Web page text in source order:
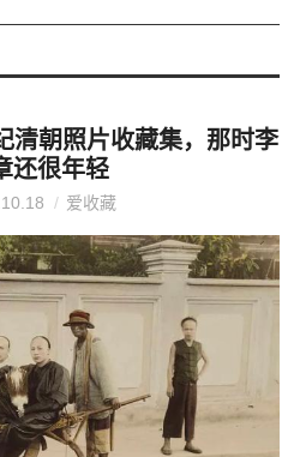
清朝照片收藏集，那时李
还很年轻
爱收藏